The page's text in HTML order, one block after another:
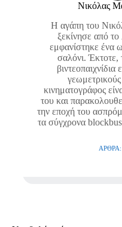
Νικόλας
Η αγάπη του
ξεκίνησε από
εμφανίστηκε ένα
σαλόνι. Έκτοτε,
κινηματογράφος
του και
την εποχή του
τα σύγχρονα
ΆΡΘΡΑ: